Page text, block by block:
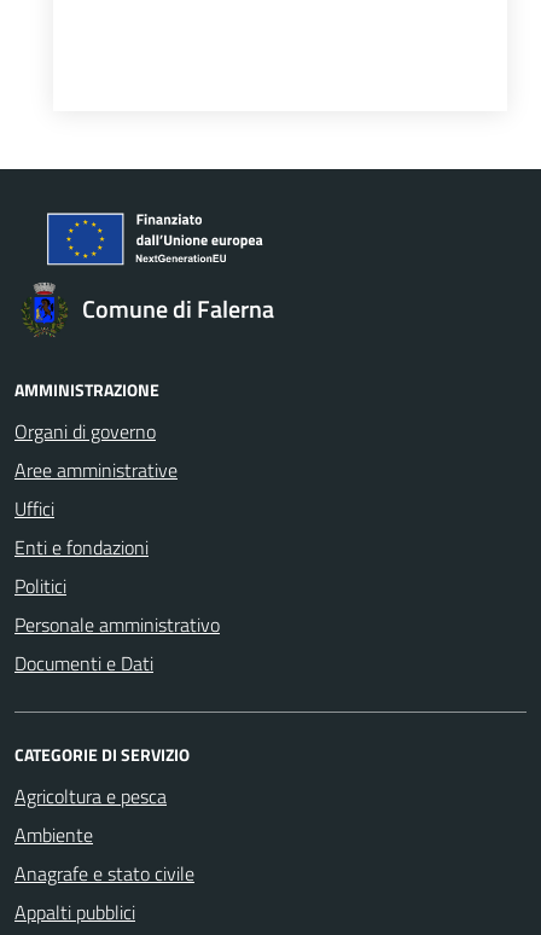
Comune di Falerna
AMMINISTRAZIONE
Organi di governo
Aree amministrative
Uffici
Enti e fondazioni
Politici
Personale amministrativo
Documenti e Dati
CATEGORIE DI SERVIZIO
Agricoltura e pesca
Ambiente
Anagrafe e stato civile
Appalti pubblici